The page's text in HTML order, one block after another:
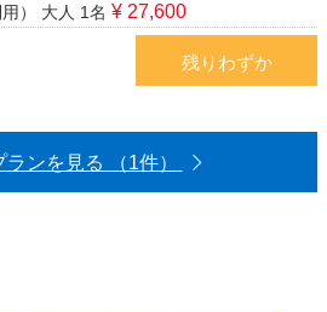
） 大人 1名 ¥ 27,600
残りわずか
ンを見る （1件）